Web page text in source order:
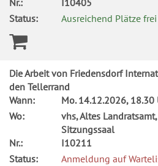
Nr.:
I10405
Status:
Ausreichend Plätze frei
Die Arbeit von Friedensdorf
den Tellerrand
Wann:
Mo.14.12.2026, 18.30
Wo:
vhs, Altes
Sitzungssaal
Nr.:
I10211
Status:
Anmeldung auf